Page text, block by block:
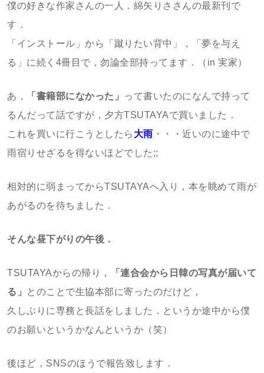
僕の好きな作家さんの一人．綿矢りささんの最新刊で
す．
「インストール」から「蹴りたい背中」，「夢を与え
る」に続く4冊目で，勿論全部持ってます．（in 実家）
あ， 「書籍部になかった」
って書いたのになんで持って
るんだって話ですが，夕方TSUTAYAで買いました．
これを買いに行こうとしたら 大雨 ・・・近いのに途中で
雨宿りせざるを得ないほどでした;;
相対的に弱まってからTSUTAYAへ入り，本を眺めて雨が
あがるのを待ちました．
そんな昼下がりの午後．
TSUTAYAからの帰り，
「連合会から日韓の写真が届いて
る」
とのことで生協本部に寄ったのだけど，
久しぶりに専務と長話をしました．というか途中から僕
のお願いというかなんというか（笑）
後ほど，SNSのほうで報告致します．